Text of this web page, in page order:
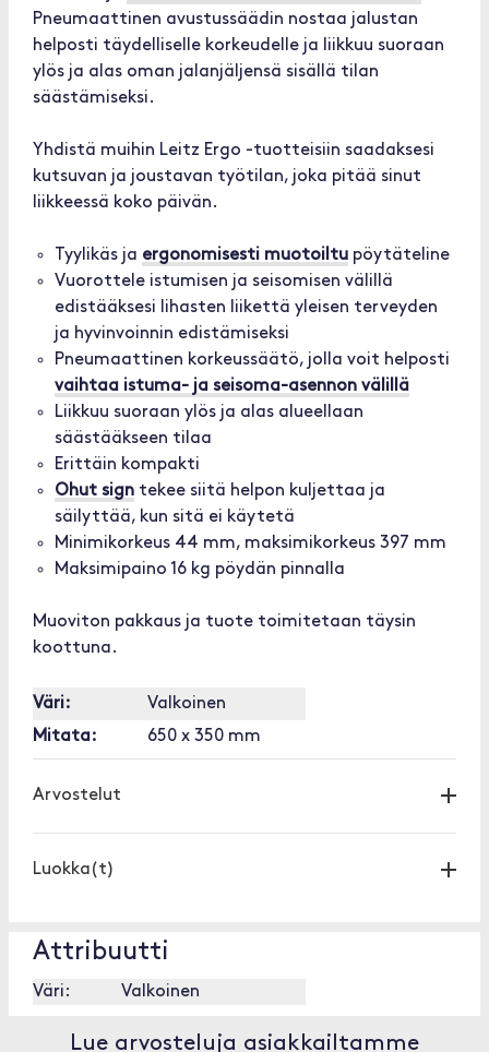
Pneumaattinen avustussäädin nostaa jalustan
helposti täydelliselle korkeudelle ja liikkuu suoraan
ylös ja alas oman jalanjäljensä sisällä tilan
säästämiseksi.
Yhdistä muihin Leitz Ergo -tuotteisiin saadaksesi
kutsuvan ja joustavan työtilan, joka pitää sinut
liikkeessä koko päivän.
Tyylikäs ja ergonomisesti muotoiltu pöytäteline
Vuorottele istumisen ja seisomisen välillä
edistääksesi lihasten liikettä yleisen terveyden
ja hyvinvoinnin edistämiseksi
Pneumaattinen korkeussäätö, jolla voit helposti
vaihtaa istuma- ja seisoma-asennon välillä
Liikkuu suoraan ylös ja alas alueellaan
säästääkseen tilaa
Erittäin kompakti
Ohut sign tekee siitä helpon kuljettaa ja
säilyttää, kun sitä ei käytetä
Minimikorkeus 44 mm, maksimikorkeus 397 mm
Maksimipaino 16 kg pöydän pinnalla
Muoviton pakkaus ja tuote toimitetaan täysin
koottuna.
Väri:
Valkoinen
Mitata:
650 x 350 mm
Arvostelut
Luokka(t)
Attribuutti
Väri: Valkoinen
Lue arvosteluja asiakkailtamme